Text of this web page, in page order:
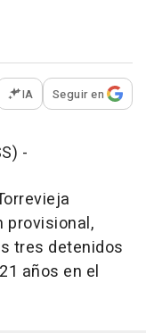
opciones para
IA Seguir en
-
provisional,
tres detenidos
años en el